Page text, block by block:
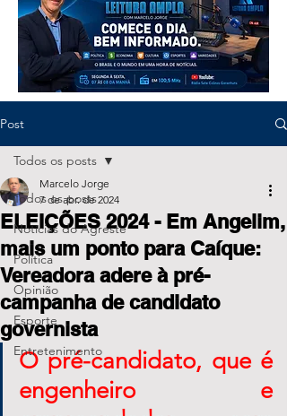
Post
Todos os posts
Notícias do Agreste
Política
Opinião
Esporte
Entretenimento
Todos os posts
ELEIÇÕES 2024 - Em Angelim,
mais um ponto para Caíque:
Vereadora adere à pré-
campanha de candidato
governista
Marcelo Jorge
7 de abr. de 2024
O pré-candidato, que é
engenheiro e